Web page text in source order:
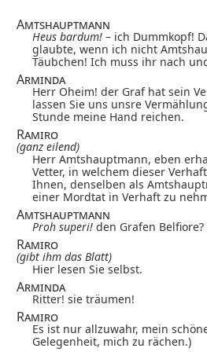
Amtshauptmann
Heus bardum! – ich Dummkopf!
glaubte, wenn ich nicht
Täubchen! Ich muss ihr nach
Arminda
Herr Oheim! der Graf hat sein
lassen Sie uns unsre
Stunde meine Hand reichen.
Ramiro
(ganz eilend)
Herr Amtshauptmann, eben
Vetter, in welchem dieser
Ihnen, denselben als
einer Mordtat in Verhaft zu
Amtshauptmann
Proh superi! den Grafen Belfiore?
Ramiro
(gibt ihm das Blatt)
Hier lesen Sie selbst.
Arminda
Ritter! sie träumen!
Ramiro
Es ist nur allzuwahr, mein
Gelegenheit, mich zu rächen.)